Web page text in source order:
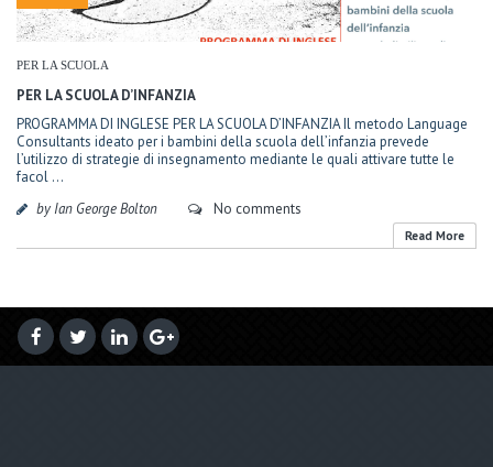
PER LA SCUOLA
PER LA SCUOLA D’INFANZIA
PROGRAMMA DI INGLESE PER LA SCUOLA D’INFANZIA Il metodo Language
Consultants ideato per i bambini della scuola dell’infanzia prevede
l’utilizzo di strategie di insegnamento mediante le quali attivare tutte le
facol ...
by Ian George Bolton
No comments
Read More